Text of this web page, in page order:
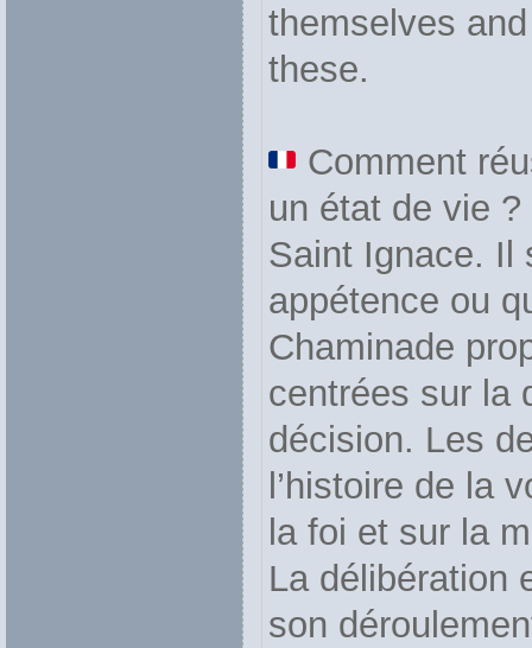
themselves
these.
Comment
un état de vie
Saint Ignace. Il
appétence ou
Chaminade
centrées sur la
décision. Les
l’histoire de la
la foi et sur la
La délibération
son